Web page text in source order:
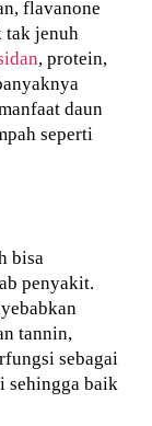
flavanone
tak jenuh
, protein,
daun
seperti
bisa
penyakit.
tannin,
sebagai
sehingga baik